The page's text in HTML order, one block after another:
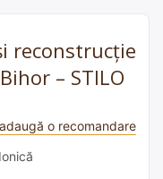
reconstrucție
– STILO
adaugă o recomandare